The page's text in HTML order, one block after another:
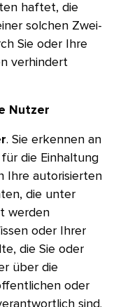
haftet, die
solchen Zwei-
Sie oder Ihre
verhindert
Nutzer​​
. Sie erkennen an
die Einhaltung
Ihre autorisierten
die unter
werden
oder Ihrer
die Sie oder
über die
oder
sind.